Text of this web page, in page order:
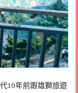
10年前跟雄獅旅遊